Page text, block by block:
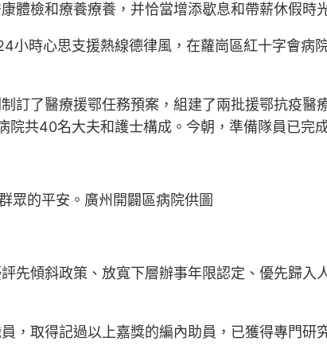
體檢和療養療養，并恰當增添歇息和帶薪休假時
小時心思支援熱線德律風，在蘿崗區紅十字會病
訂了醫療援鄂任務預案，組建了兩批援鄂抗疫醫
院共40名大夫和護士構成。今朝，準備隊員已完
眾的平安。廣州開闢區病院供圖
先傾斜政策、放寬下層辦事年限認定、優先歸
，取得記過以上嘉獎的編內助員，已獲得專門